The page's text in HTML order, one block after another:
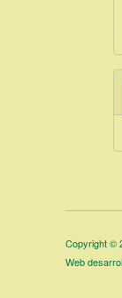
Copyright ©
Web